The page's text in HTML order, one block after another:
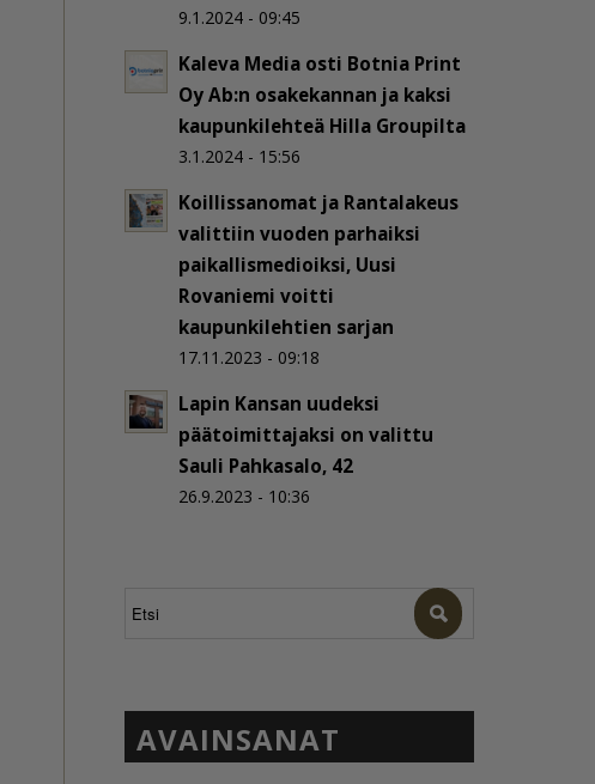
9.1.2024 - 09:45
Kaleva Media osti Botnia Print
Oy Ab:n osakekannan ja kaksi
kaupunkilehteä Hilla Groupilta
3.1.2024 - 15:56
Koillissanomat ja Rantalakeus
valittiin vuoden parhaiksi
paikallismedioiksi, Uusi
Rovaniemi voitti
kaupunkilehtien sarjan
17.11.2023 - 09:18
Lapin Kansan uudeksi
päätoimittajaksi on valittu
Sauli Pahkasalo, 42
26.9.2023 - 10:36
AVAINSANAT